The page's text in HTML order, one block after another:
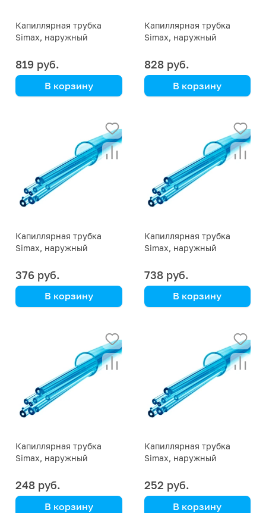
Капиллярная трубка
Simax, наружный
внутренний диаметр 1,2
мм
819 руб.
В корзину
Капиллярная трубка
Simax, наружный
внутренний диаметр 1
мм
828 руб.
В корзину
Капиллярная трубка
Simax, наружный
внутренний диаметр 0,4
мм
376 руб.
В корзину
Капиллярная трубка
Simax, наружный
внутренний диаметр 1,5
мм
738 руб.
В корзину
Капиллярная трубка
Simax, наружный
внутренний диаметр 1,2
мм
248 руб.
В корзину
Капиллярная трубка
Simax, наружный
внутренний диаметр 1
мм
252 руб.
В корзину